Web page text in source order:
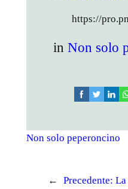
https://
in Non solo
facebooktwitterlinkedin
Non solo peperoncino
← Precedente: La